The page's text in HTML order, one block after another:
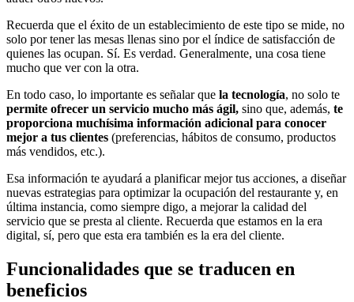
Recuerda que el éxito de un establecimiento de este tipo se mide, no
solo por tener las mesas llenas sino por el índice de satisfacción de
quienes las ocupan. Sí. Es verdad. Generalmente, una cosa tiene
mucho que ver con la otra.
En todo caso, lo importante es señalar que la tecnología, no solo te
permite ofrecer un servicio mucho más ágil, sino que, además, te
proporciona muchísima información adicional para conocer
mejor a tus clientes (preferencias, hábitos de consumo, productos
más vendidos, etc.).
Esa información te ayudará a planificar mejor tus acciones, a diseñar
nuevas estrategias para optimizar la ocupación del restaurante y, en
última instancia, como siempre digo, a mejorar la calidad del
servicio que se presta al cliente. Recuerda que estamos en la era
digital, sí, pero que esta era también es la era del cliente.
Funcionalidades que se traducen en
beneficios